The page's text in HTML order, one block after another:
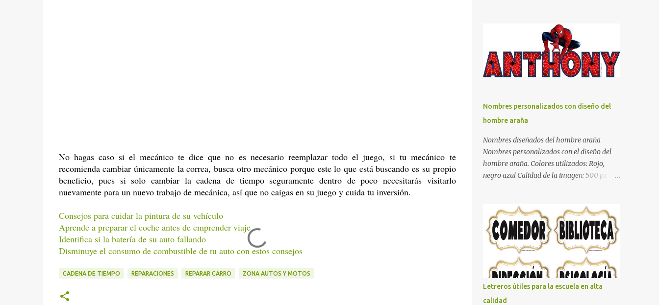
No hagas caso si el mecánico te dice que no es necesario reemplazar todo el juego, si tu mecánico te
recomienda cambiar únicamente la correa, busca otro mecánico porque este lo que está buscando es su propio
beneficio, pues si solo cambiar la cadena de tiempo seguramente dentro de poco necesitarás visitarlo
nuevamente para un nuevo trabajo de mecánica, así que no caigas en su juego y cuida tu inversión.
Consejos para cuidar la pintura de su vehículo
Aprende a preparar el coche antes de emprender viaje
Identifica si la batería de su auto fallando
Disminuye el consumo de combustible de tu auto con estos consejos
CADENA DE TIEMPO REPARACIONES REPARAR CARRO ZONA AUTOS Y MOTOS
de un lugar propio que utilizamos todos los
días y por ende debemos tratar de que éste
sea un lugar muy agradable y cómodo y
también para nuestra vista. Te mostramos
algunas sugerencias que pueden brindar la
dormitorio. El color naranja es una buena
opción para recibir esa luz y felicidad que
todo ser humano necesita. El color blanco es
ideal para lograr el relax total, es un color
que va con todo y además es color bastante
limpio que te dará esa sensación de calidez.
Los colores terra son excelentes para usar en
color muy relajante y por lo tanto entra en
la lista de colo...
Nombres personalizados con diseño del
hombre araña
Nombres diseñados del hombre araña
Nombres personalizados con el diseño del
hombre araña. Colores utilizados: Rojo,
negro azul Calidad de la imagen: 500 px Si
comentario y con gusto lo diseñamos.
Nombres con diseños Spiderman Sonic bella
Cartel de feliz cumpleaños de héroes en
pijamas Ideas para decorar el dormitorio
con pósters Cama con diseño de ring de
boxeo Ideas para decoraciones de fiestas
infantiles Cosas bonitas que se pueden hacer
con gomas de coche
Letreros útiles para la escuela en alta
calidad